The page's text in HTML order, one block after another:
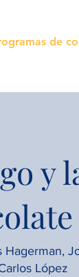
de
y
Hagerman,
López